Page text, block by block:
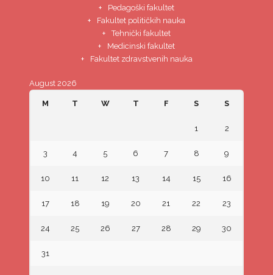
Pedagoški fakultet
Fakultet političkih nauka
Tehnički fakultet
Medicinski fakultet
Fakultet zdravstvenih nauka
August 2026
M T W T F S S
1 2
3 4 5 6 7 8 9
10 11 12 13 14 15 16
17 18 19 20 21 22 23
24 25 26 27 28 29 30
31